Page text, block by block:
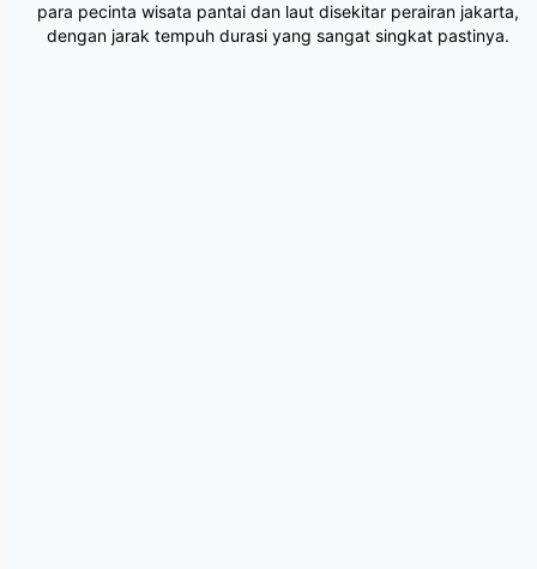
para pecinta wisata pantai dan laut disekitar perairan jakarta,
dengan jarak tempuh durasi yang sangat singkat pastinya.